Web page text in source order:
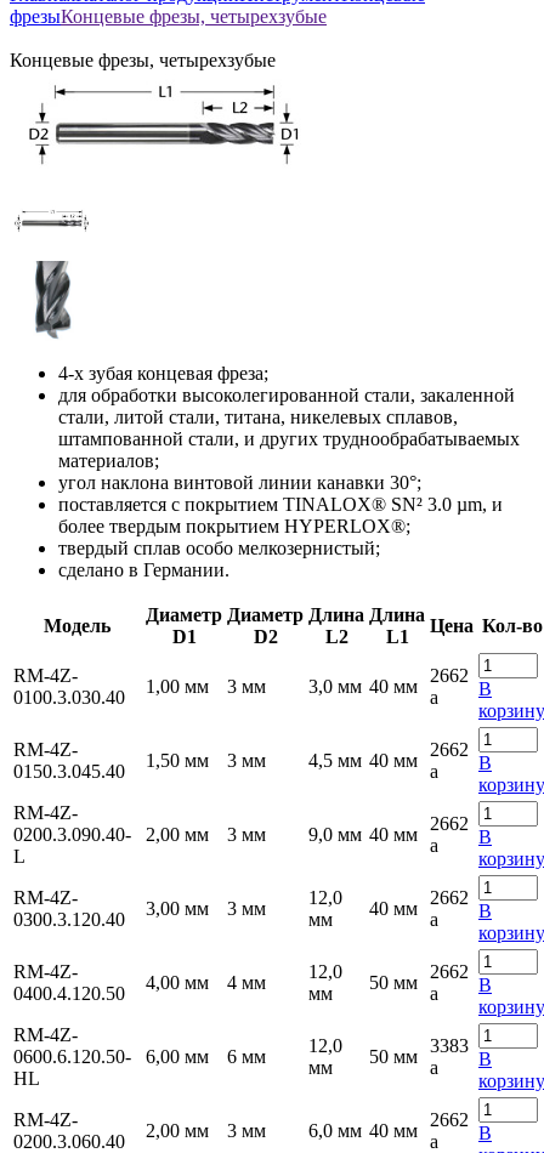
фрезыКонцевые фрезы, четырехзубые
Концевые фрезы, четырехзубые
4-х зубая концевая фреза;
для обработки высоколегированной стали, закаленной
стали, литой стали, титана, никелевых сплавов,
штампованной стали, и других труднообрабатываемых
материалов;
угол наклона винтовой линии канавки 30°;
поставляется с покрытием TINALOX® SN² 3.0 µm, и
более твердым покрытием HYPERLOX®;
твердый сплав особо мелкозернистый;
сделано в Германии.
Модель
Диаметр
D1
Диаметр
D2
Длина
L2
Длина
L1
Цена Кол-во
RM-4Z-
0100.3.030.40
1,00 мм 3 мм 3,0 мм 40 мм
2662
a
В
корзину
RM-4Z-
0150.3.045.40
1,50 мм 3 мм 4,5 мм 40 мм
2662
a
В
корзину
RM-4Z-
0200.3.090.40-
L
2,00 мм 3 мм 9,0 мм 40 мм
2662
a
В
корзину
RM-4Z-
0300.3.120.40
3,00 мм 3 мм
12,0
мм
40 мм
2662
a
В
корзину
RM-4Z-
0400.4.120.50
4,00 мм 4 мм
12,0
мм
50 мм
2662
a
В
корзину
RM-4Z-
0600.6.120.50-
HL
6,00 мм 6 мм
12,0
мм
50 мм
3383
a
В
корзину
RM-4Z-
0200.3.060.40
2,00 мм 3 мм 6,0 мм 40 мм
2662
a
В